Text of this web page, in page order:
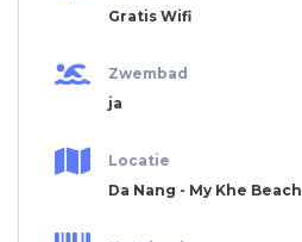
Gratis Wifi
Zwembad
ja
Locatie
Da Nang - My Khe Beach